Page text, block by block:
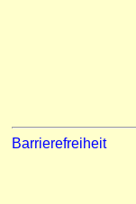
Barrierefreiheit